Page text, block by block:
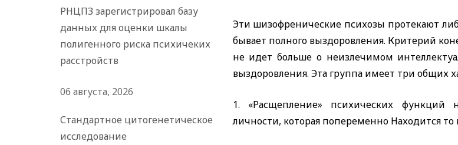
Эти шизофренические психозы протекают
бывает полного выздоровления. Критерий
не идет больше о неизлечимом
выздоровления. Эта группа имеет три общих
1. «Расщепление» психических
личности, которая попеременно Находится то
РНЦПЗ зарегистрировал базу
данных для оценки шкалы
полигенного риска психичеких
расстройств
06 августа, 2026
Стандартное цитогенетическое
исследование